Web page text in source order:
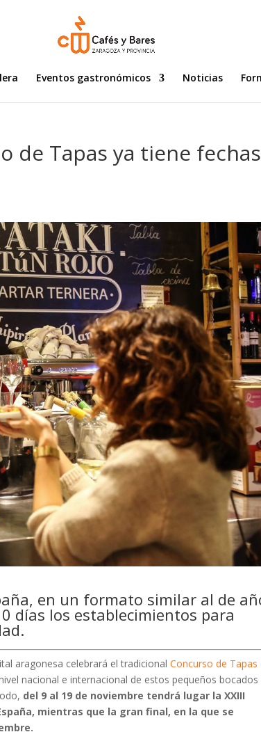
Eventos gastronómicos Noticias
de Tapas ya tiene
en un formato similar al de
días los establecimientos para
aragonesa celebrará el tradicionalConcurso de Tapas
nacional e internacional de estos pequeños bocados
del 9 al 19 de noviembre tendrá lugar la XXIII
mientras que la gran final, en la que se